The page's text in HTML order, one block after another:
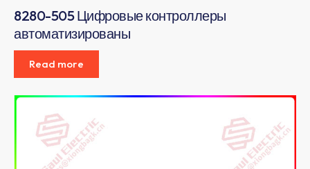
8280-505 Цифровые контроллеры
автоматизированы
Read more